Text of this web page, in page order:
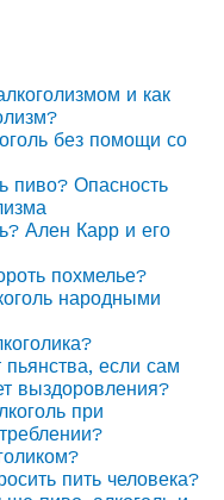
и как
без помощи со
пиво? Опасность
Ален Карр и его
похмелье?
народными
пьянства, если сам
выздоровления?
при
пить человека?